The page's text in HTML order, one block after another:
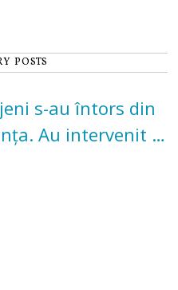
POSTS
s-au întors din
Au intervenit la
și pădure